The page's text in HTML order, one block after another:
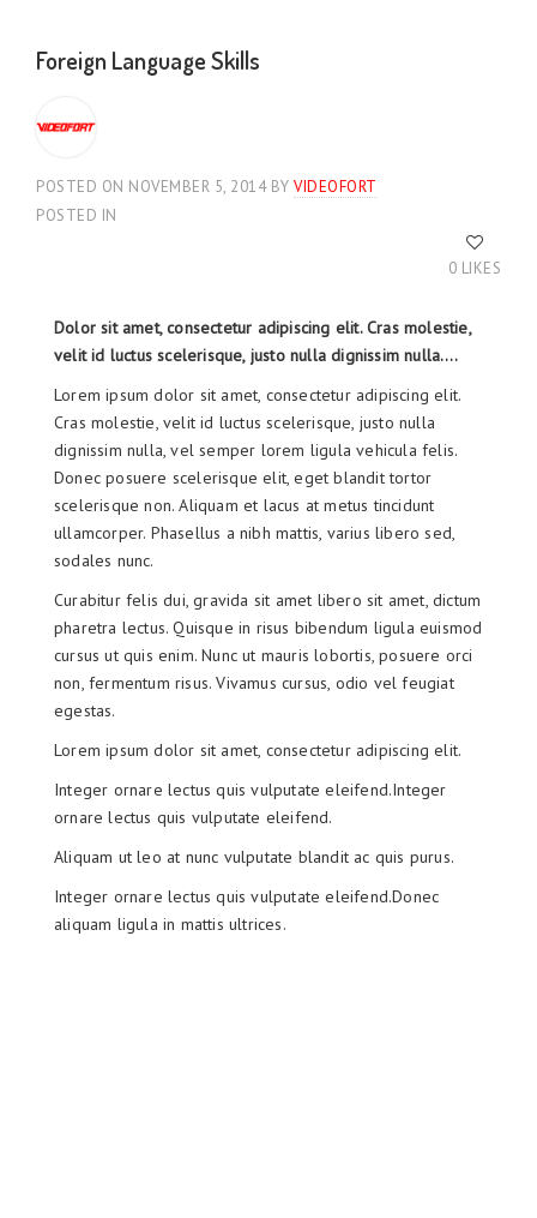
Foreign Language Skills
POSTED ON NOVEMBER 5, 2014 BY VIDEOFORT
POSTED IN
0 LIKES
Dolor sit amet, consectetur adipiscing elit. Cras molestie,
velit id luctus scelerisque, justo nulla dignissim nulla….
Lorem ipsum dolor sit amet, consectetur adipiscing elit.
Cras molestie, velit id luctus scelerisque, justo nulla
dignissim nulla, vel semper lorem ligula vehicula felis.
Donec posuere scelerisque elit, eget blandit tortor
scelerisque non. Aliquam et lacus at metus tincidunt
ullamcorper. Phasellus a nibh mattis, varius libero sed,
sodales nunc.
Curabitur felis dui, gravida sit amet libero sit amet, dictum
pharetra lectus. Quisque in risus bibendum ligula euismod
cursus ut quis enim. Nunc ut mauris lobortis, posuere orci
non, fermentum risus. Vivamus cursus, odio vel feugiat
egestas.
Lorem ipsum dolor sit amet, consectetur adipiscing elit.
Integer ornare lectus quis vulputate eleifend.Integer
ornare lectus quis vulputate eleifend.
Aliquam ut leo at nunc vulputate blandit ac quis purus.
Integer ornare lectus quis vulputate eleifend.Donec
aliquam ligula in mattis ultrices.